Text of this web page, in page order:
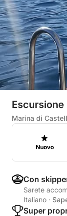
Escursione
Marina di
Nuovo
Con
Sarete
Italiano ·
Super